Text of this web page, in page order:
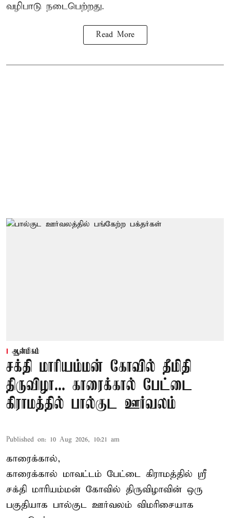
வழிபாடு நடைபெற்றது.
Read More
ஆன்மிகம்
சக்தி மாரியம்மன் கோவில் தீமிதி
திருவிழா... காரைக்கால் பேட்டை
கிராமத்தில் பால்குட ஊர்வலம்
Published on: 10 Aug 2026, 10:21 am
காரைக்கால்,
காரைக்கால் மாவட்டம் பேட்டை கிராமத்தில் ஸ்ரீ
சக்தி மாரியம்மன் கோவில் திருவிழாவின் ஒரு
பகுதியாக பால்குட ஊர்வலம் விமரிசையாக